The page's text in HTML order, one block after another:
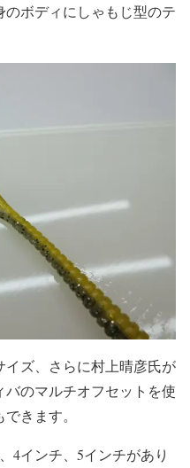
ボディにしゃもじ型のテ
ズ、さらに村上晴彦氏が
のマルチオフセットを使
きます。
4インチ、5インチがあり